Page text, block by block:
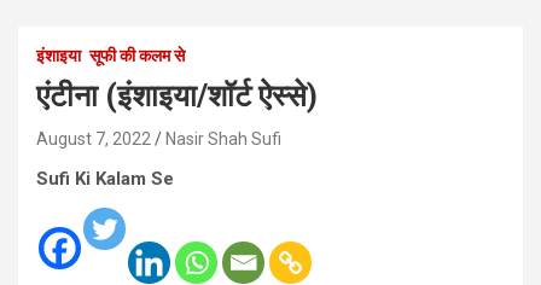
इंशाइया सूफी की कलम से
एंटीना (इंशाइया/शॉर्ट ऐस्से)
August 7, 2022 Nasir Shah Sufi
Sufi Ki Kalam Se